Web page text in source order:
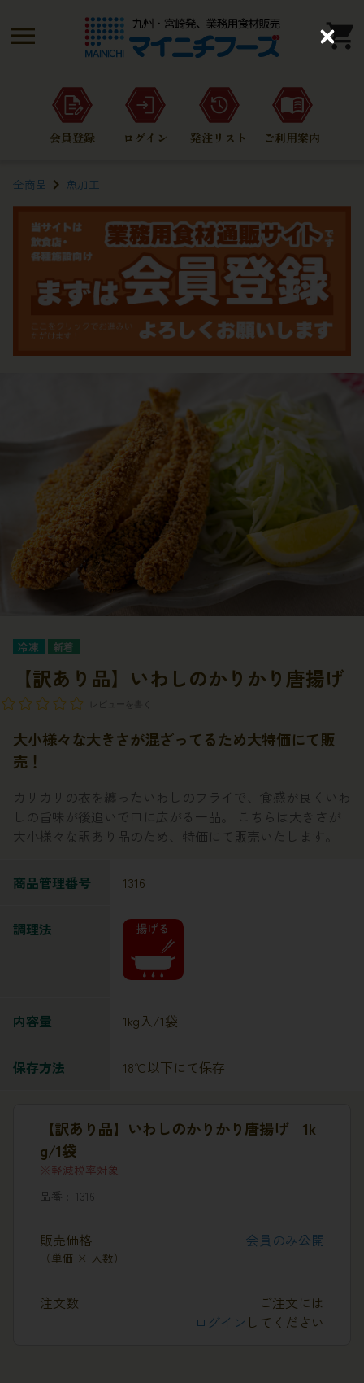
会員登録 ログイン 発注リスト ご利用案内
全商品 魚加工
冷凍
【訳あり品】いわしのかりかり唐揚げ
レビューを書く
大小様々な大きさが混ざってるため大特価にて販
売！
カリカリの衣を纏ったいわしのフライで、食感が良くいわ
しの旨味が後追いで口に広がる一品。 こちらは大きさが
大小様々な訳あり品のため、特価にて販売いたします。
商品管理番号 1316
調理法
内容量 1kg入/1袋
保存方法 18℃以下にて保存
【訳あり品】いわしのかりかり唐揚げ 1k
g/1袋
軽減税率対象
品番
1316
販売価格
（単価 × 入数）
会員のみ公開
注文数
ご注文には
ログイン してください
C